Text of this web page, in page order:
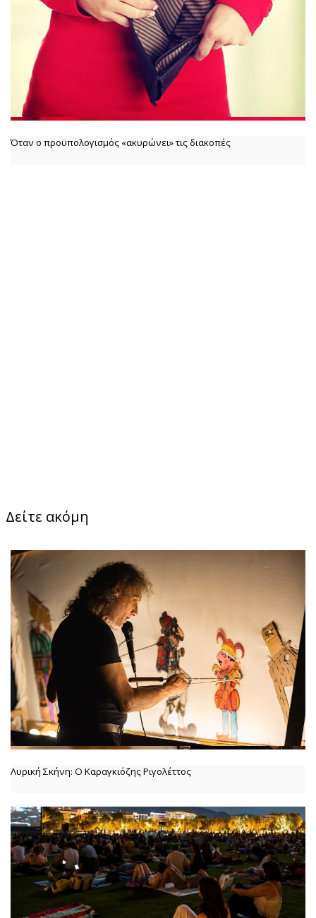
Όταν ο προϋπολογισμός «ακυρώνει» τις διακοπές
Δείτε ακόμη
Λυρική Σκήνη: Ο Καραγκιόζης Ριγολέττος